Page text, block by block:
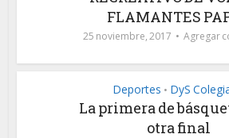
FLAMANTES
25 noviembre, 2017 Agregar
Deportes • DyS
La primera de
otra final